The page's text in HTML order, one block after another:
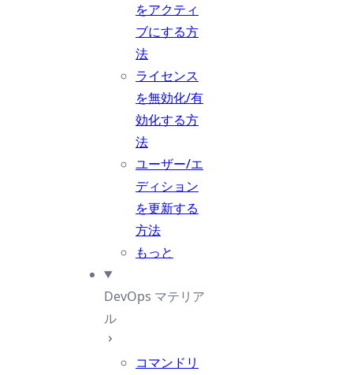
をアクティ
ブにする方
法
ライセンス
を無効化/有
効化する方
法
ユーザー/エ
ディション
を更新する
方法
もっと
DevOps マテリア
ル
コマンドリ